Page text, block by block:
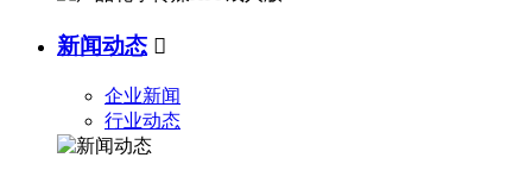
新闻动态 
企业新闻
行业动态